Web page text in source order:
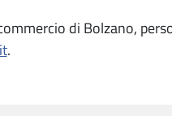
di Bolzano,
.